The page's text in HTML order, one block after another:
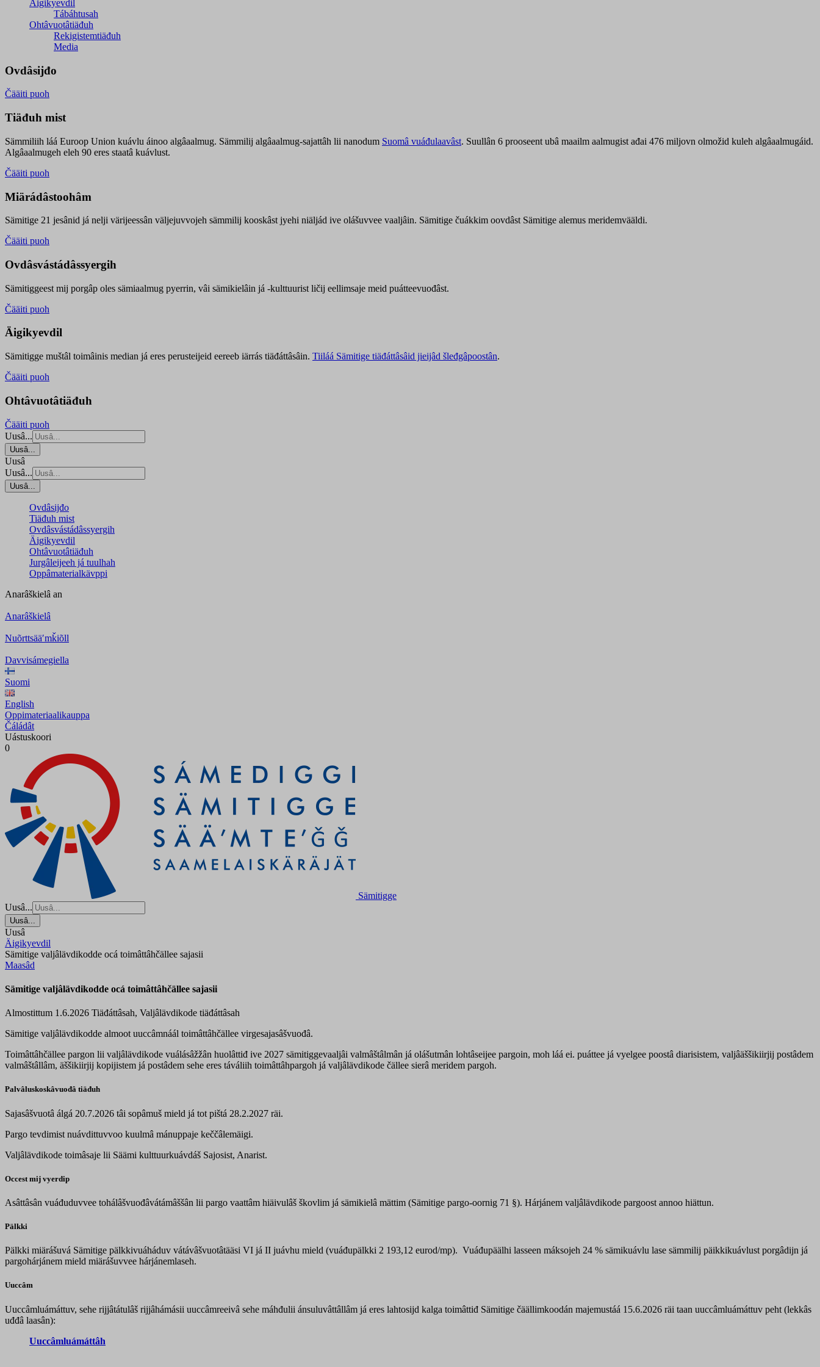
Äigikyevdil
Tábáhtusah
Ohtâvuotâtiäđuh
Rekigistemtiäđuh
Media
Ovdâsijđo
Čääiti puoh
Tiäđuh mist
Sämmiliih láá Euroop Union kuávlu áinoo algâaalmug. Sämmilij algâaalmug-sajattâh lii nanodum Suomâ vuáđulaavâst. Suullân 6 prooseent ubâ maailm aalmugist ađai 476 miljovn olmožid kuleh algâaalmugáid.
Algâaalmugeh eleh 90 eres staatâ kuávlust.
Čääiti puoh
Miärádâstoohâm
Sämitige 21 jesânid já nelji värijeessân väljejuvvojeh sämmilij kooskâst jyehi niäljád ive olášuvvee vaaljâin. Sämitige čuákkim oovdâst Sämitige alemus meridemvääldi.
Čääiti puoh
Ovdâsvástádâssyergih
Sämitiggeest mij porgâp oles sämiaalmug pyerrin, vâi sämikielâin já -kulttuurist ličij eellimsaje meid puátteevuođâst.
Čääiti puoh
Äigikyevdil
Sämitigge muštâl toimâinis median já eres perusteijeid eereeb iärrás tiäđáttâsâin. Tiiláá Sämitige tiäđáttâsâid jieijâd šleđgâpoostân.
Čääiti puoh
Ohtâvuotâtiäđuh
Čääiti puoh
Uusâ...
Uusâ...
Uusâ
Uusâ...
Uusâ...
Ovdâsijđo
Tiäđuh mist
Ovdâsvástádâssyergih
Äigikyevdil
Ohtâvuotâtiäđuh
Jurgâleijeeh já tuulhah
Oppâmaterialkävppi
Anarâškielâ an
Anarâškielâ
Nuõrttsääʹmǩiõll
Davvisámegiella
Suomi
English
Oppimateriaalikauppa
Čáládât
Uástuskoori
0
Sämitigge
Uusâ...
Uusâ...
Uusâ
Äigikyevdil
Sämitige valjâlävdikodde ocá toimâttâhčällee sajasii
Maasâd
Sämitige valjâlävdikodde ocá toimâttâhčällee sajasii
Almostittum 1.6.2026 Tiäđáttâsah, Valjâlävdikode tiäđáttâsah
Sämitige valjâlävdikodde almoot uuccâmnáál toimâttâhčällee virgesajasâšvuođâ.
Toimâttâhčällee pargon lii valjâlävdikode vuálásâžžân huolâttiđ ive 2027 sämitiggevaaljâi valmâštâlmân já olášutmân lohtâseijee pargoin, moh láá ei. puáttee já vyelgee poostâ diarisistem, valjâäššikiirjij postâdem
valmâštâllâm, äššikiirjij kopijistem já postâdem sehe eres táváliih toimâttâhpargoh já valjâlävdikode čällee sierâ meridem pargoh.
Palvâluskoskâvuođâ tiäđuh
Sajasâšvuotâ álgá 20.7.2026 tâi sopâmuš mield já tot pištá 28.2.2027 räi.
Pargo tevdimist nuávdittuvvoo kuulmâ mánuppaje keččâlemäigi.
Valjâlävdikode toimâsaje lii Säämi kulttuurkuávdáš Sajosist, Anarist.
Occest mij vyerdip
Asâttâsân vuáđuduvvee tohálâšvuođâvátámâššân lii pargo vaattâm hiäivulâš škovlim já sämikielâ mättim (Sämitige pargo-oornig 71 §). Hárjánem valjâlävdikode pargoost annoo hiättun.
Pälkki
Pälkki miärášuvá Sämitige pälkkivuáháduv vátávâšvuotâtääsi VI já II juávhu mield (vuáđupälkki 2 193,12 eurod/mp). Vuáđupäälhi lasseen máksojeh 24 % sämikuávlu lase sämmilij päikkikuávlust porgâdijn já
pargohárjánem mield miärášuvvee hárjánemlaseh.
Uuccâm
Uuccâmluámáttuv, sehe rijjâtátulâš rijjâhámásii uuccâmreeivâ sehe máhđulii ánsuluvâttâllâm já eres lahtosijd kalga toimâttiđ Sämitige čäällimkoodán majemustáá 15.6.2026 räi taan uuccâmluámáttuv peht (lekkâs
uđđâ laasân):
Uuccâmluámáttâh